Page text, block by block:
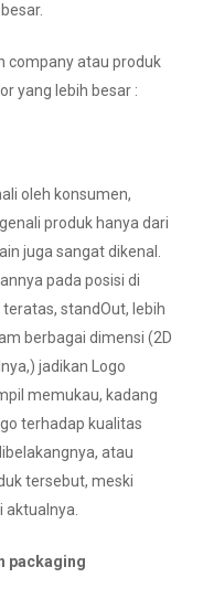
company atau produk
yang lebih besar :
oleh konsumen,
produk hanya dari
juga sangat dikenal.
pada posisi di
standOut, lebih
berbagai dimensi (2D
jadikan Logo
memukau, kadang
terhadap kualitas
atau
tersebut, meski
packaging